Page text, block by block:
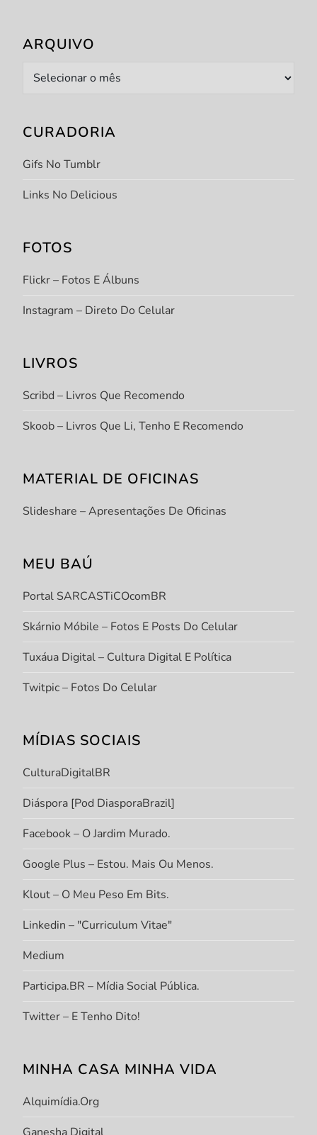
ARQUIVO
Arquivo
CURADORIA
Gifs No Tumblr
Links No Delicious
FOTOS
Flickr – Fotos E Álbuns
Instagram – Direto Do Celular
LIVROS
Scribd – Livros Que Recomendo
Skoob – Livros Que Li, Tenho E Recomendo
MATERIAL DE OFICINAS
Slideshare – Apresentações De Oficinas
MEU BAÚ
Portal SARCASTiCOcomBR
Skárnio Móbile – Fotos E Posts Do Celular
Tuxáua Digital – Cultura Digital E Política
Twitpic – Fotos Do Celular
MÍDIAS SOCIAIS
CulturaDigitalBR
Diáspora [Pod DiasporaBrazil]
Facebook – O Jardim Murado.
Google Plus – Estou. Mais Ou Menos.
Klout – O Meu Peso Em Bits.
Linkedin – "Curriculum Vitae"
Medium
Participa.BR – Mídia Social Pública.
Twitter – E Tenho Dito!
MINHA CASA MINHA VIDA
Alquimídia.org